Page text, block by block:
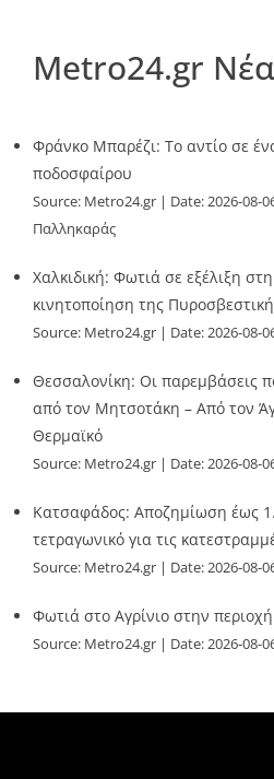
Metro24.gr Νέα
Φράνκο Μπαρέζι: Το αντίο σε
ποδοσφαίρου
Source: Metro24.gr Date: 2026-08-
Παλληκαράς
Χαλκιδική: Φωτιά σε εξέλιξη
κινητοποίηση της
Source: Metro24.gr Date: 2026-08-
Θεσσαλονίκη: Οι παρεμβάσεις
από τον Μητσοτάκη – Από τον
Θερμαϊκό
Source: Metro24.gr Date: 2026-08-
Κατσαφάδος: Αποζημίωση έως
τετραγωνικό για τις
Source: Metro24.gr Date: 2026-08-
Φωτιά στο Αγρίνιο στην
Source: Metro24.gr Date: 2026-08-